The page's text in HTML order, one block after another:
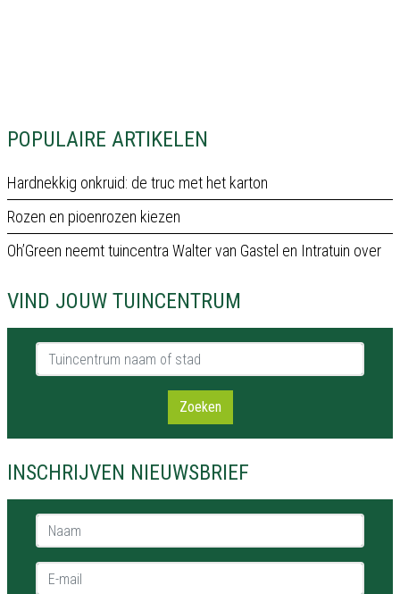
POPULAIRE ARTIKELEN
Hardnekkig onkruid: de truc met het karton
Rozen en pioenrozen kiezen
Oh’Green neemt tuincentra Walter van Gastel en Intratuin over
VIND JOUW TUINCENTRUM
Tuincentrum naam of stad
Zoeken
INSCHRIJVEN NIEUWSBRIEF
Naam *
E-mail *